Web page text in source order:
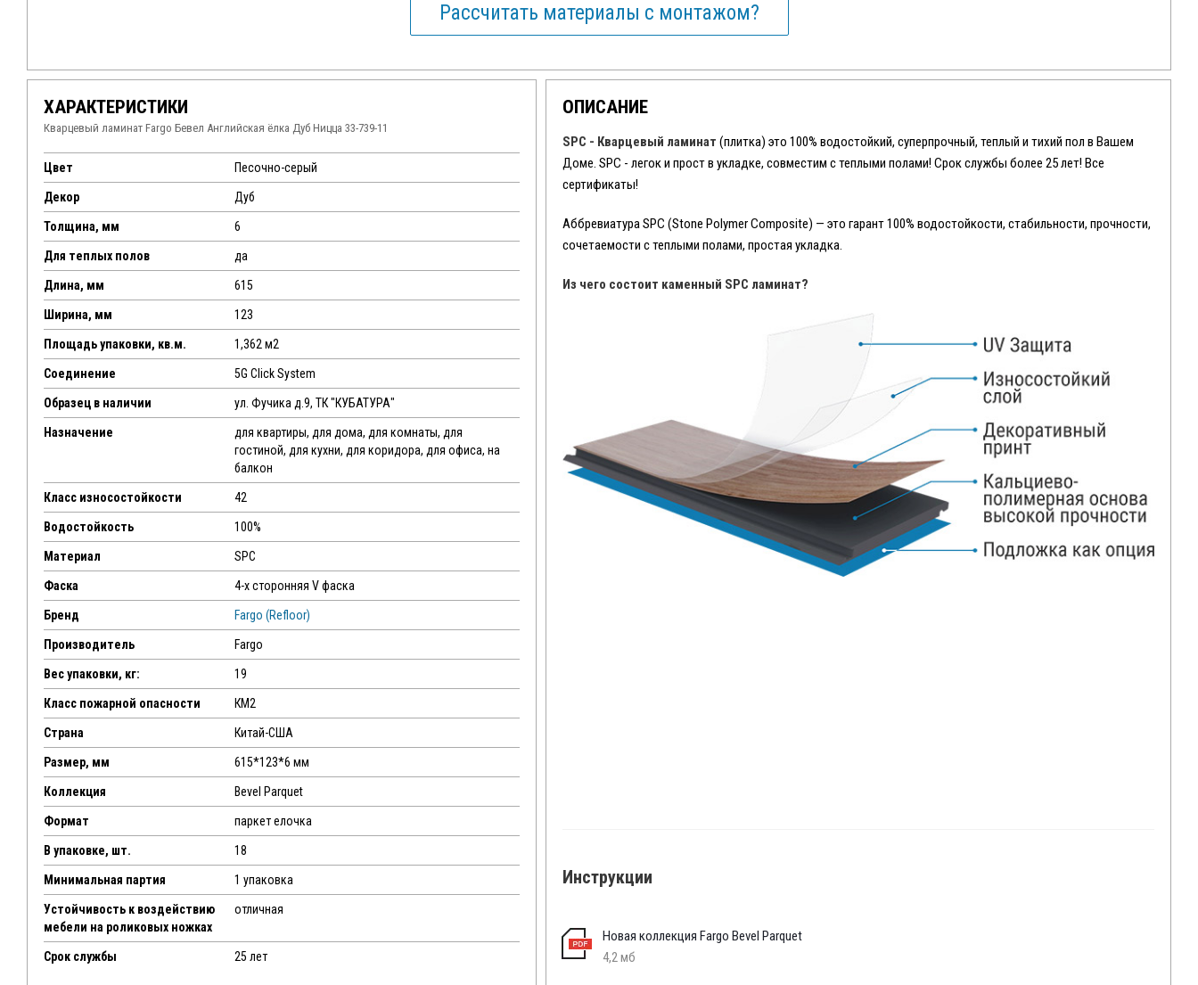
Рассчитать материалы с монтажом?
ХАРАКТЕРИСТИКИ
Кварцевый ламинат Fargo Бевел Английская ёлка Дуб Ницца 33-739-11
Цвет Песочно-серый
Декор Дуб
Толщина, мм 6
Для теплых полов да
Длина, мм 615
Ширина, мм 123
Площадь упаковки, кв.м. 1,362 м2
Соединение 5G Click System
Образец в наличии ул. Фучика д.9, ТК "КУБАТУРА"
Назначение
для квартиры, для дома, для комнаты, для
гостиной, для кухни, для коридора, для офиса, на
балкон
Класс износостойкости 42
Водостойкость 100%
Материал SPC
Фаска 4-х сторонняя V фаска
Бренд Fargo (Refloor)
Производитель Fargo
Вес упаковки, кг: 19
Класс пожарной опасности КМ2
Страна Китай-США
Размер, мм 615*123*6 мм
Коллекция Bevel Parquet
Формат паркет елочка
В упаковке, шт. 18
Минимальная партия 1 упаковка
Устойчивость к воздействию
мебели на роликовых ножках
отличная
Срок службы 25 лет
ОПИСАНИЕ
SPC - Кварцевый ламинат (плитка) это 100% водостойкий, суперпрочный, теплый и тихий пол в Вашем
Доме. SPC - легок и прост в укладке, совместим с теплыми полами! Срок службы более 25 лет! Все
сертификаты!
Аббревиатура SPC (Stone Polymer Composite) — это гарант 100% водостойкости, стабильности, прочности,
сочетаемости с теплыми полами, простая укладка.
Из чего состоит каменный SPC ламинат?
Инструкции
Новая коллекция Fargo Bevel Parquet
4,2 мб